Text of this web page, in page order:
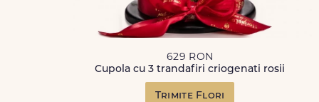
629 RON
Cupola cu 3 trandafiri criogenati rosii
Trimite Flori